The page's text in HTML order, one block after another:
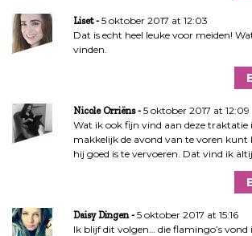
Liset
5 oktober 2017 at 12:03
Dat is echt heel leuke voor meiden!
vinden.
Nicole Orriëns
5 oktober 2017 at 12:09
Wat ik ook fijn vind aan deze traktatie
makkelijk de avond van te voren kunt
hij goed is te vervoeren. Dat vind ik
Daisy Dingen
5 oktober 2017 at 15:16
Ik blijf dit volgen… die flamingo’s vond